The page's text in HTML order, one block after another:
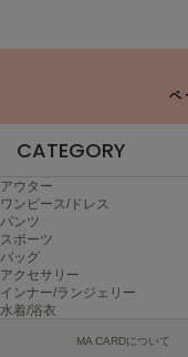
ソフェル
SORIN
Stylevoice for xxx
スタイルヴォイスフォー
SUICOKE
スイコック
SUPERGA
ペ
CATEGORY
アウター
ワンピース/ドレス
パンツ
スポーツ
バッグ
アクセサリー
インナー/ランジェリー
水着/浴衣
MA CARDについて